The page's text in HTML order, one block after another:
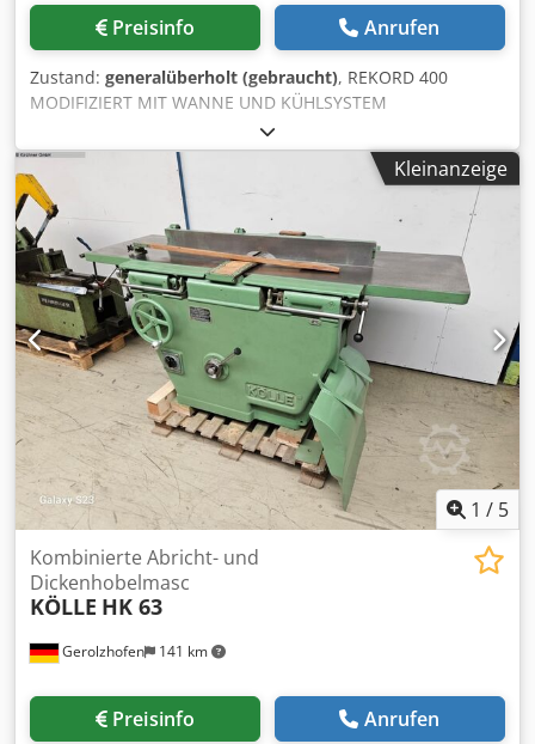
Preisinfo Anrufen
Zustand: generalüberholt (gebraucht), REKORD 400
MODIFIZIERT MIT WANNE UND KÜHLSYSTEM
SCHÄRFMASCHINE FÜR KREISSÄGEN AUS HARTMETALL
UND HSS (GANZE ÖLVERARBEITUNG.) MERKMALE
Schleifscheibe Durchmesser mm 150.
Schleifscheibenmotor PS 1 0,25 PS Bewegungsmotor des
Schleifkastens Kühlsystemanzeige (Voll Öl) Elektronisches
Nockenlesesystem (SLOW CONTROLLED BACK FINISHING)
Lupenlampe (FÜR KLEINE ZÄHNE) Schärfgeschwindigkeit
elektronisch über Potentiometer regelbar. Manuelle
Schnittgradeinstellung mittels Skalenstab. Nr. 1
Kopierscheibe Nr. 1 Diamantscheibendurchmesser 150 x 4
- 60 ° Grad. Chedpfx Akoh A N R Seioa Nr. 1 Bakelitscheibe
für HSS Minimaler Klingendurchmesser …………… ..mm. 30
(mit kleinem Klingenhalter auf Anfrage) Maximaler
Klingendurchmesser …………… mm. 400
Kleinanzeige
1 / 5
Gerolzhofen 141 km
Kombinierte Abricht- und
Dickenhobelmasc
KÖLLE HK 63
Preisinfo Anrufen